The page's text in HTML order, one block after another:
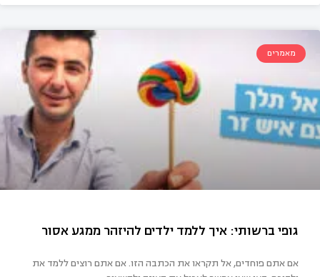
מאמרים
אם אתם פוחדים, אל תקראו את הכתבה הזו. אם אתם רוצים ללמד את